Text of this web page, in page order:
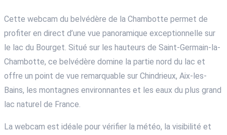
Cette webcam du belvédère de la Chambotte permet de
profiter en direct d’une vue panoramique exceptionnelle sur
le lac du Bourget. Situé sur les hauteurs de Saint-Germain-la-
Chambotte, ce belvédère domine la partie nord du lac et
offre un point de vue remarquable sur Chindrieux, Aix-les-
Bains, les montagnes environnantes et les eaux du plus grand
lac naturel de France.
La webcam est idéale pour vérifier la météo, la visibilité et